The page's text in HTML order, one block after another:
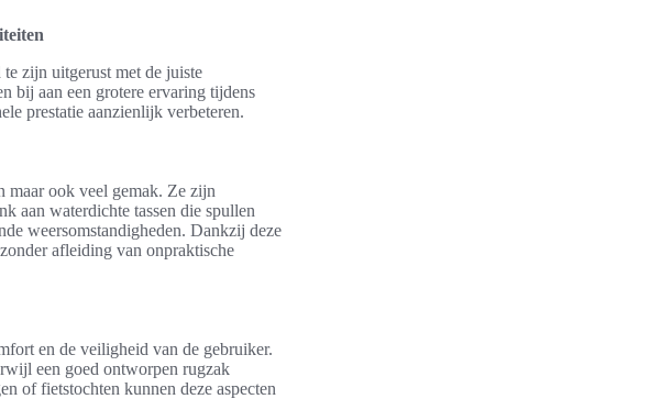
zijn uitgerust met de juiste
bij aan een grotere ervaring tijdens
prestatie aanzienlijk verbeteren.
maar ook veel gemak. Ze zijn
aan waterdichte tassen die spullen
weersomstandigheden. Dankzij deze
afleiding van onpraktische
en de veiligheid van de gebruiker.
een goed ontworpen rugzak
of fietstochten kunnen deze aspecten